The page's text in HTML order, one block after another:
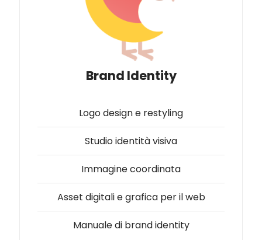
Brand Identity
Logo design e restyling
Studio identità visiva
Immagine coordinata
Asset digitali e grafica per il web
Manuale di brand identity